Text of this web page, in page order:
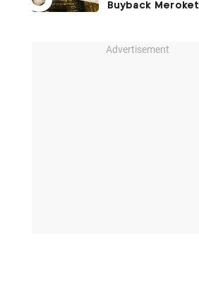
Buyback Meroket
Advertisement